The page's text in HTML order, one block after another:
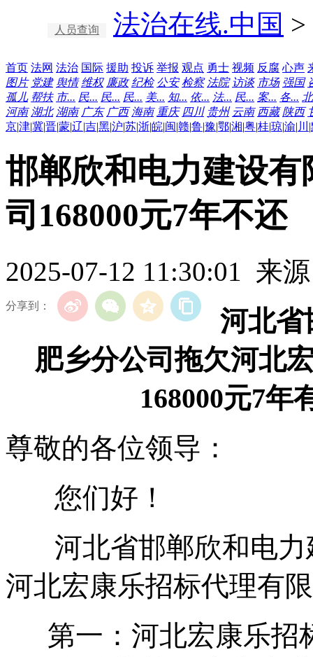
人员查询 法治在线.中国 >
首页 法网 法治 国际 援助 投诉 举报 观点 勇士 视频 反腐 心声
图片 党建 舆情 维权 廉政 纪检 公安 检察 法院 访谈 市场 强国
孤儿 帮扶 市... 民... 民... 民... 美... 知... 依... 法... 民... 案... 各...
河南 湖北 湖南 广东 广西 海南 重庆 四川 贵州 云南 西藏 陕西
京|津|冀|晋|蒙|辽|吉|黑|沪|苏|浙|皖|闽|赣|鲁|豫|鄂|湘|粤|桂|琼|渝| 川 |
邯郸欣和电力建设
司168000元7年不还
2025-07-12 11:30:01 来
分享到：
河北省
肥乡分公司拖欠河北
168000元7年
尊敬的各位领导：
您们好！
河北省邯郸欣和电力
河北宏康乐招标代理有
第一：河北宏康乐招